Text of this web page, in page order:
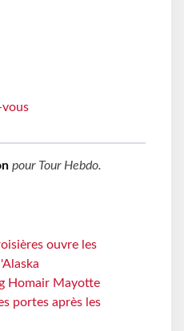
vous
pour Tour Hebdo.
ouvre les
Homair Mayotte
portes après les